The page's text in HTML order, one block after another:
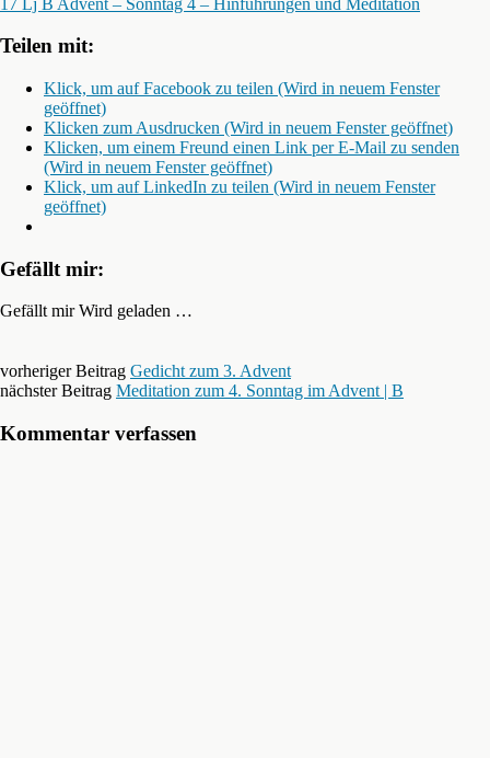
Teilen mit:
Klick, um auf Facebook zu teilen (Wird in neuem Fenster
geöffnet)
Klicken zum Ausdrucken (Wird in neuem Fenster geöffnet)
Klicken, um einem Freund einen Link per E-Mail zu senden
(Wird in neuem Fenster geöffnet)
Klick, um auf LinkedIn zu teilen (Wird in neuem Fenster
geöffnet)
Gefällt mir:
Gefällt mir Wird geladen …
vorheriger Beitrag Gedicht zum 3. Advent
nächster Beitrag Meditation zum 4. Sonntag im Advent | B
Kommentar verfassen